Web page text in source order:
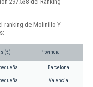
ranking de Molinillo Y
(€) Provincia
pequeña Barcelona
pequeña Valencia